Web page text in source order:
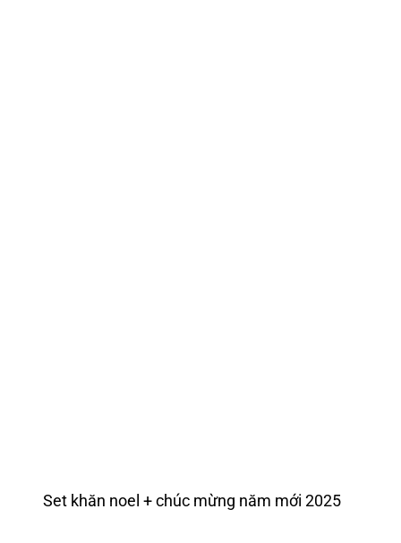
Set khăn noel + chúc mừng năm mới 2025